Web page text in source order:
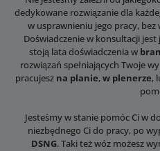
dedykowane rozwiązanie dla
w usprawnieniu jego pracy,
Doświadczenie w konsultacji
stoją lata doświadczenia w
rozwiązań spełniających Twoje
pracujesz na planie,w plenerze,
Jesteśmy w stanie pomóc Ci w
niezbędnego Ci do pracy, po
DSNG. Taki też wóz możesz